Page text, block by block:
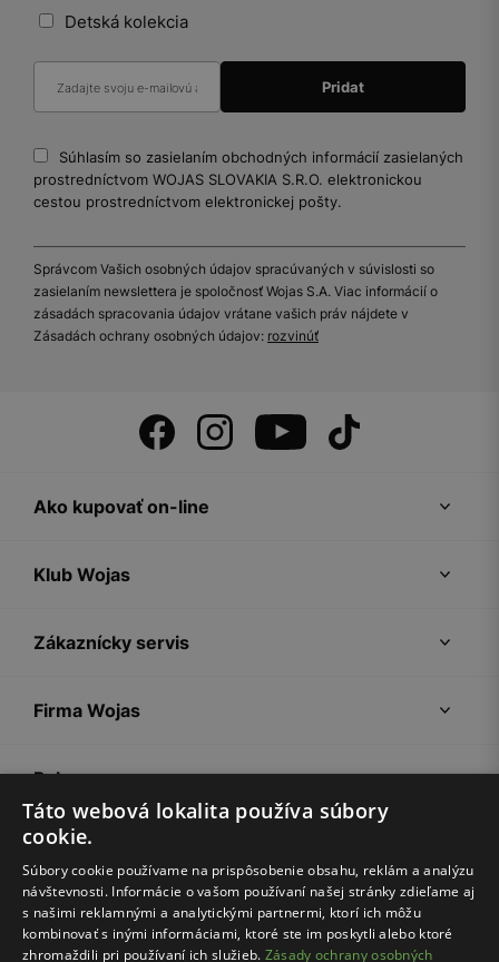
Detská kolekcia
Súhlasím so zasielaním obchodných informácií zasielaných
prostredníctvom WOJAS SLOVAKIA S.R.O. elektronickou
cestou prostredníctvom elektronickej pošty.
Správcom Vašich osobných údajov spracúvaných v súvislosti so
zasielaním newslettera je spoločnosť Wojas S.A. Viac informácií o
zásadách spracovania údajov vrátane vašich práv nájdete v
Zásadách ochrany osobných údajov: rozvinúť
Ako kupovať on-line
Klub Wojas
Zákaznícky servis
Firma Wojas
Pokyny
Táto webová lokalita používa súbory
cookie.
Súbory cookie používame na prispôsobenie obsahu, reklám a analýzu
návštevnosti. Informácie o vašom používaní našej stránky zdieľame aj
s našimi reklamnými a analytickými partnermi, ktorí ich môžu
kombinovať s inými informáciami, ktoré ste im poskytli alebo ktoré
zhromaždili pri používaní ich služieb. Zásady ochrany osobných